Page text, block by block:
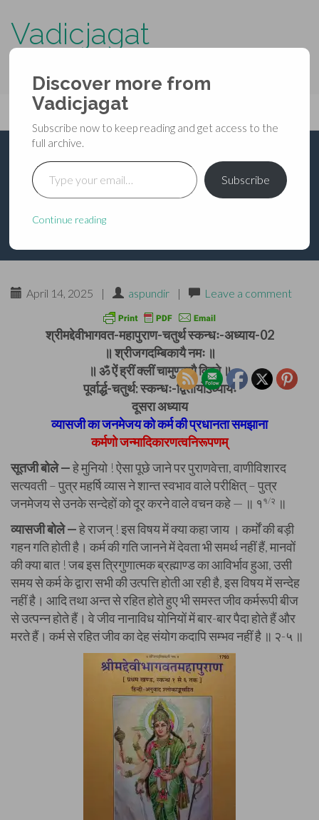
Vadicjagat
Primary
Menu
content
Vadicjagat
श्रीमद्देवीभागवत-महापुराण-
चतुर्थ स्कन्धः-अध्याय-02
April 14, 2025 | aspundir | Leave a comment
श्रीमद्देवीभागवत-महापुराण-चतुर्थ स्कन्धः-अध्याय-02
॥ श्रीजगदम्बिकायै नमः ॥
॥ ॐ ऐं ह्रीं क्लीं चामुण्डायै विच्चे ॥
पूर्वार्द्ध-चतुर्थ: स्कन्धः-द्वितीयोऽध्यायः
दूसरा अध्याय
व्यासजी का जनमेजय को कर्म की प्रधानता समझाना
कर्मणो जन्मादिकारणत्वनिरूपणम्
सूतजी बोले —हे मुनियो ! ऐसा पूछे जाने पर पुराणवेत्ता, वाणीविशारद
सत्यवती – पुत्र महर्षि व्यास ने शान्त स्वभाव वाले परीक्षित् – पुत्र
जनमेजय से उनके सन्देहों को दूर करने वाले वचन कहे — ॥ १ १/२ ॥
व्यासजी बोले —हे राजन् ! इस विषय में क्या कहा जाय । कर्मों की बड़ी
गहन गति होती है। कर्म की गति जानने में देवता भी समर्थ नहीं हैं, मानवों
की क्या बात ! जब इस त्रिगुणात्मक ब्रह्माण्ड का आविर्भाव हुआ, उसी
समय से कर्म के द्वारा सभी की उत्पत्ति होती आ रही है, इस विषय में सन्देह
नहीं है। आदि तथा अन्त से रहित होते हुए भी समस्त जीव कर्मरूपी बीज
से उत्पन्न होते हैं। वे जीव नानाविध योनियों में बार-बार पैदा होते हैं और
मरते हैं। कर्म से रहित जीव का देह संयोग कदापि सम्भव नहीं है ॥ २-५ ॥
Discover more from
Vadicjagat
Subscribe now to keep reading and get access to the
full archive.
Type your email…
Subscribe
Continue reading